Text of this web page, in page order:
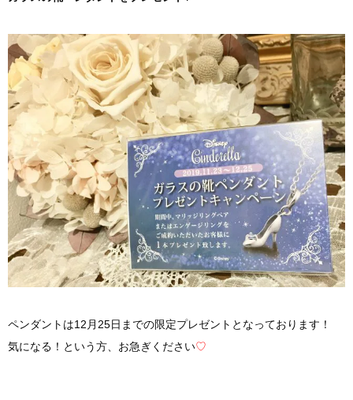
ペンダントは12月25日までの限定プレゼントとなっております！
気になる！という方、お急ぎください♡